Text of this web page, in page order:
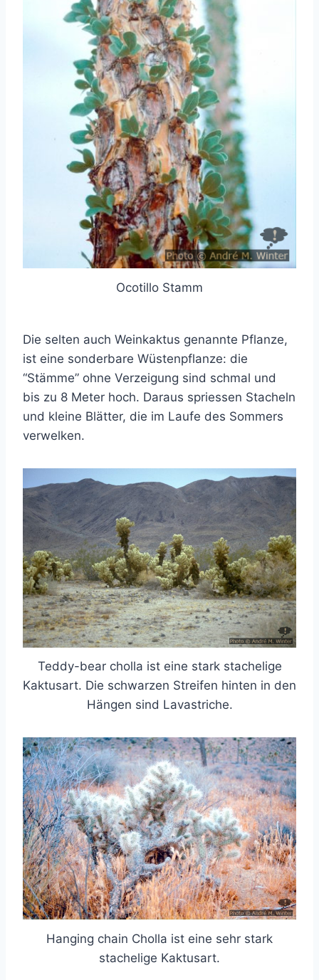
Ocotillo Stamm
Die selten auch Weinkaktus genannte Pflanze,
ist eine sonderbare Wüstenpflanze: die
“Stämme” ohne Verzeigung sind schmal und
bis zu 8 Meter hoch. Daraus spriessen Stacheln
und kleine Blätter, die im Laufe des Sommers
verwelken.
Teddy-bear cholla ist eine stark stachelige
Kaktusart. Die schwarzen Streifen hinten in den
Hängen sind Lavastriche.
Hanging chain Cholla ist eine sehr stark
stachelige Kaktusart.